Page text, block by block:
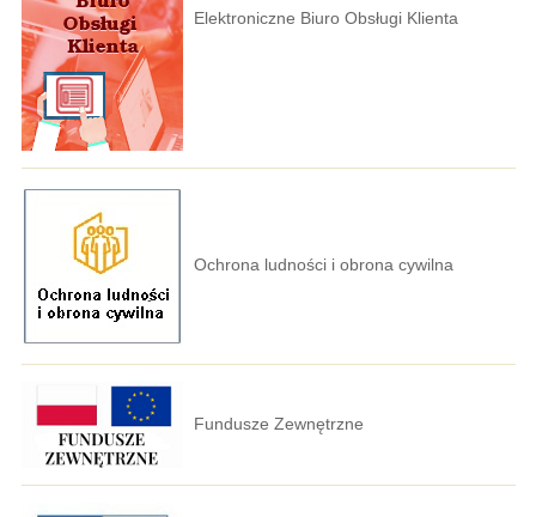
Elektroniczne Biuro Obsługi Klienta
Ochrona ludności i obrona cywilna
Fundusze Zewnętrzne